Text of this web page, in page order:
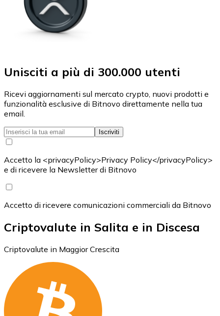
Unisciti a più di 300.000 utenti
Ricevi aggiornamenti sul mercato crypto, nuovi prodotti e
funzionalità esclusive di Bitnovo direttamente nella tua
email.
Iscriviti
Accetto la <privacyPolicy>Privacy Policy</privacyPolicy>
e di ricevere la Newsletter di Bitnovo
Accetto di ricevere comunicazioni commerciali da Bitnovo
Criptovalute in Salita e in Discesa
Criptovalute in Maggior Crescita